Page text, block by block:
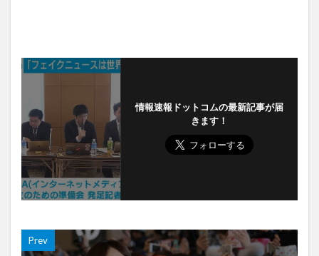
情報速報ドットコムの最新記事が届
きます！
Prev